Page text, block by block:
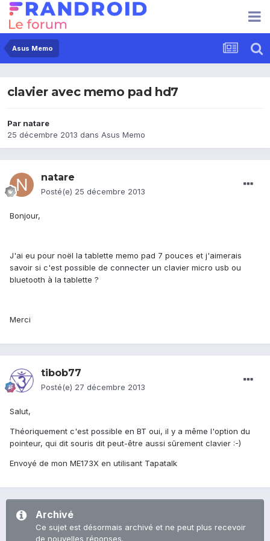
Asus Memo
clavier avec memo pad hd7
Par natare
25 décembre 2013 dans Asus Memo
natare
Posté(e) 25 décembre 2013
Bonjour,
J'ai eu pour noël la tablette memo pad 7 pouces et j'aimerais
savoir si c'est possible de connecter un clavier micro usb ou
bluetooth à la tablette ?
Merci
tibob77
Posté(e) 27 décembre 2013
Salut,
Théoriquement c'est possible en BT oui, il y a même l'option du
pointeur, qui dit souris dit peut-être aussi sûrement clavier :-)
Envoyé de mon ME173X en utilisant Tapatalk
Archivé
Ce sujet est désormais archivé et ne peut plus recevoir
de nouvelles réponses.